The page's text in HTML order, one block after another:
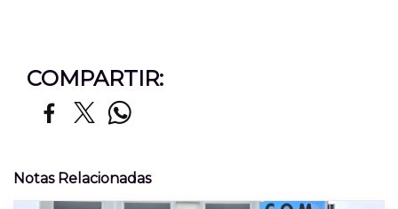
COMPARTIR:
Notas Relacionadas